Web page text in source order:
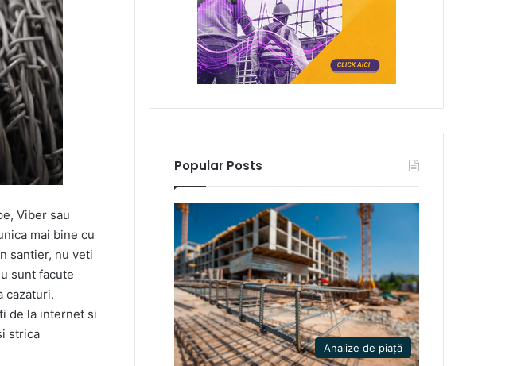
Viber sau
mai bine cu
santier, nu veti
sunt facute
cazaturi.
de la internet si
strica
Popular Posts
Analize de piață